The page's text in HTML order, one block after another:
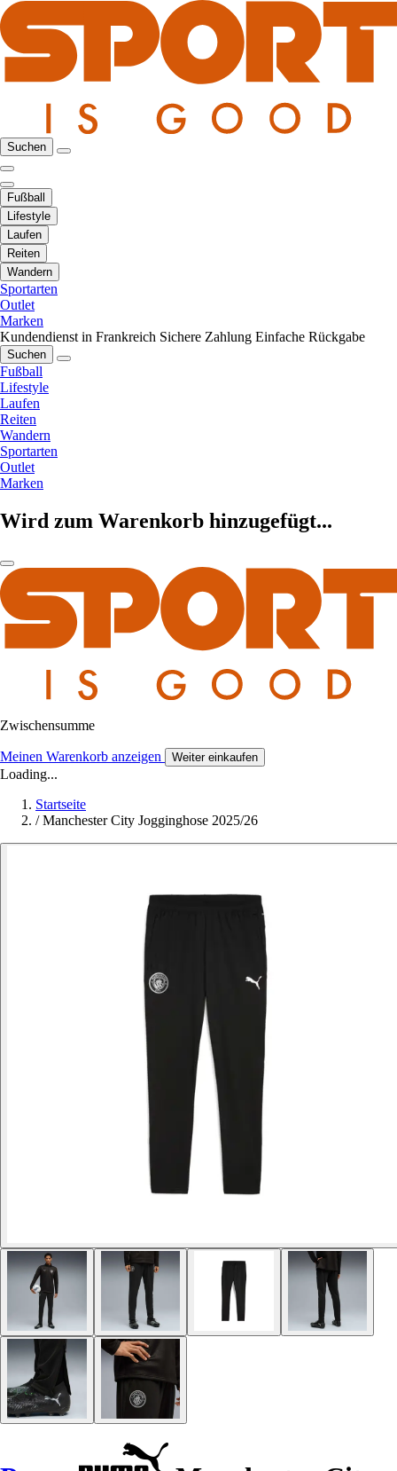
Suchen
Fußball
Lifestyle
Laufen
Reiten
Wandern
Sportarten
Outlet
Marken
Kundendienst in Frankreich Sichere Zahlung Einfache Rückgabe
Suchen
Fußball
Lifestyle
Laufen
Reiten
Wandern
Sportarten
Outlet
Marken
Wird zum Warenkorb hinzugefügt...
Zwischensumme
Meinen Warenkorb anzeigen Weiter einkaufen
Loading...
Startseite
/ Manchester City Jogginghose 2025/26